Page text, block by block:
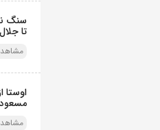
سنگ
تا
اوستا